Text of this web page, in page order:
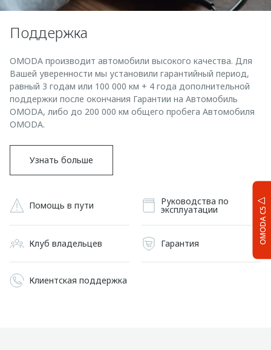
OMODA C5
Поддержка
OMODA производит автомобили высокого качества. Для
Вашей уверенности мы установили гарантийный период,
равный 3 годам или 100 000 км + 4 года дополнительной
поддержки после окончания Гарантии на Автомобиль
OMODA, либо до 200 000 км общего пробега Автомобиля
OMODA.
Узнать больше
Помощь в пути Руководства по
эксплуатации
Клуб владельцев Гарантия
Клиентская поддержка